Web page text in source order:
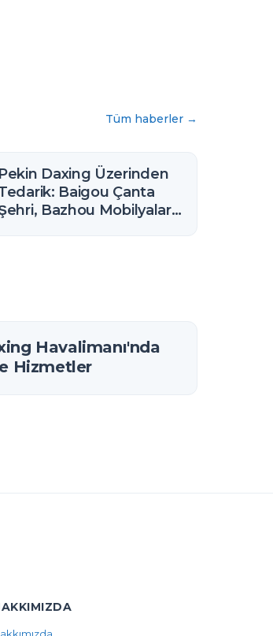
Tüm haberler →
Pekin Daxing Üzerinden
Baigou Çanta
Bazhou Mobilyaları
Havalimanı'nda
Hizmetler